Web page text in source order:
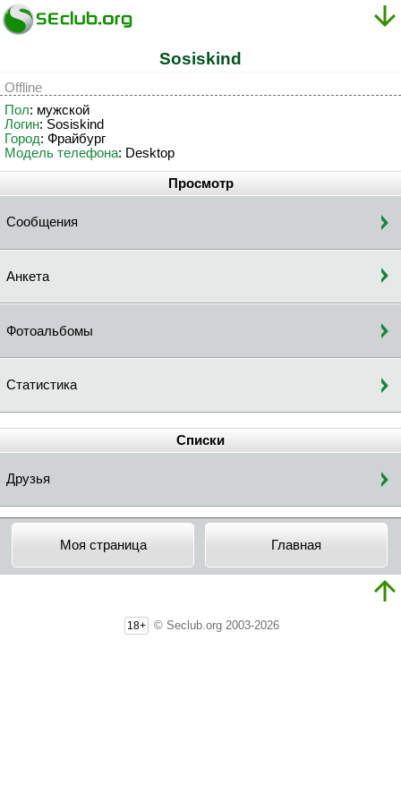
Sosiskind
Offline
Пол: мужской
Логин: Sosiskind
Город: Фрайбург
Модель телефона: Desktop
Просмотр
Сообщения
Анкета
Фотоальбомы
Статистика
Списки
Друзья
Моя страница Главная
18+ © Seclub.org 2003-2026